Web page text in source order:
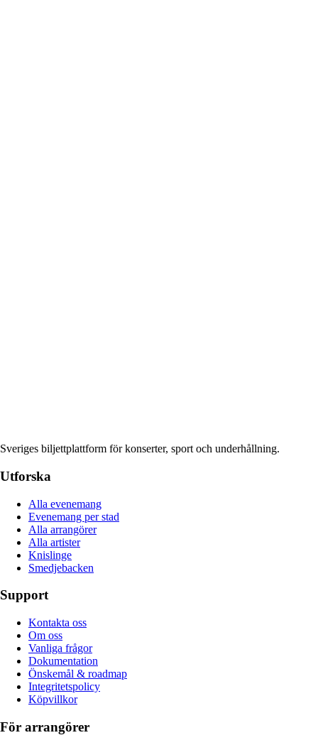
Sveriges biljettplattform för konserter, sport och underhållning.
Utforska
Alla evenemang
Evenemang per stad
Alla arrangörer
Alla artister
Knislinge
Smedjebacken
Support
Kontakta oss
Om oss
Vanliga frågor
Dokumentation
Önskemål & roadmap
Integritetspolicy
Köpvillkor
För arrangörer